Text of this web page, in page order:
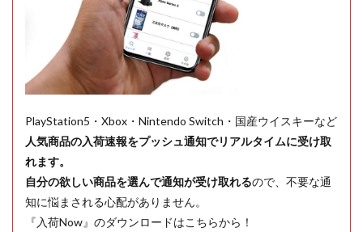
PlayStation5・Xbox・Nintendo Switch・国産ウイスキーなど
人気商品の入荷速報をプッシュ通知でリアルタイムに受け取
れます。
自分の欲しい商品を選んで通知が受け取れるので、不要な通
知に悩まされる心配がありません。
『入荷Now』のダウンロードはこちらから！